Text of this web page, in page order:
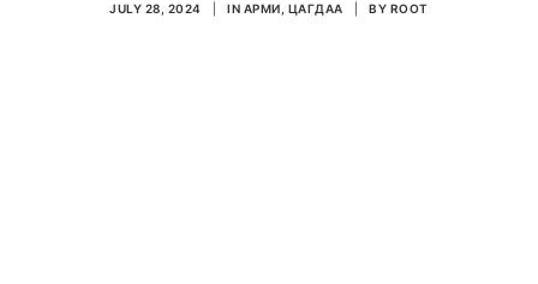
JULY 28, 2024 IN АРМИ, ЦАГДАА BY ROOT